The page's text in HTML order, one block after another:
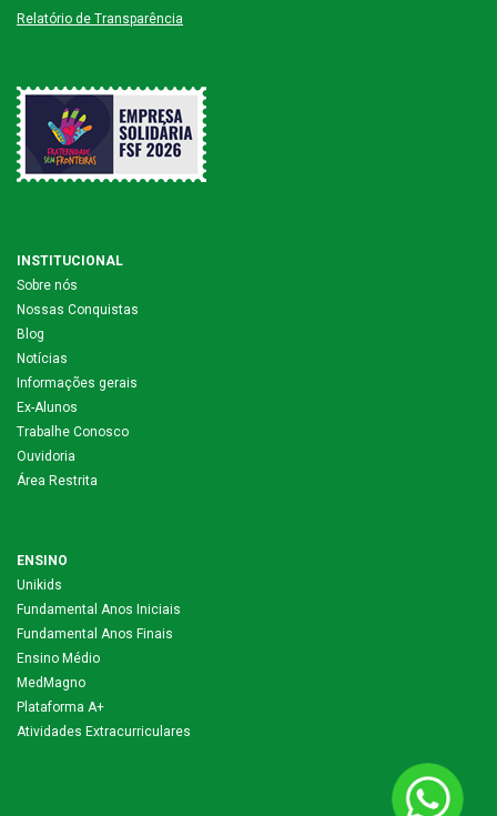
Relatório de Transparência
INSTITUCIONAL
Sobre nós
Nossas Conquistas
Blog
Notícias
Informações gerais
Ex-Alunos
Trabalhe Conosco
Ouvidoria
Área Restrita
ENSINO
Unikids
Fundamental Anos Iniciais
Fundamental Anos Finais
Ensino Médio
MedMagno
Plataforma A+
Atividades Extracurriculares